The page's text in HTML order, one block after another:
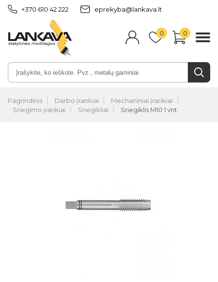
+370 610 42 222 eprekyba@lankava.lt
0 0
Pagrindinis Darbo įrankiai
Mechaniniai įrankiai
Sriegimo įrankiai
Sriegikliai Sriegiklis M10 1 vnt.